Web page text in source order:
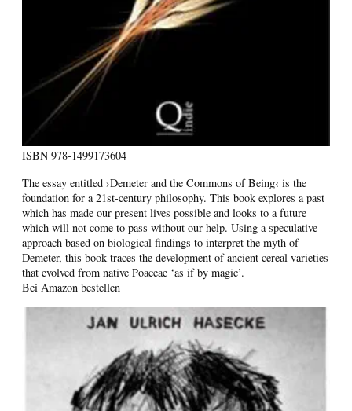
ISBN 978-1499173604
The essay entitled ›Demeter and the Commons of Being‹ is the
foundation for a 21st-century philosophy. This book explores a past
which has made our present lives possible and looks to a future
which will not come to pass without our help. Using a speculative
approach based on biological findings to interpret the myth of
Demeter, this book traces the development of ancient cereal varieties
that evolved from native Poaceae ‘as if by magic’.
Bei Amazon bestellen